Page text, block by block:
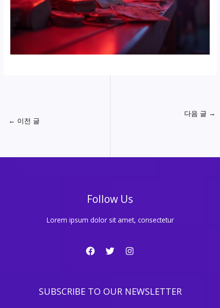
← 이전 글
다음 글 →
Follow Us
Lorem ipsum dolor sit amet, consectetur
SUBSCRIBE TO OUR NEWSLETTER